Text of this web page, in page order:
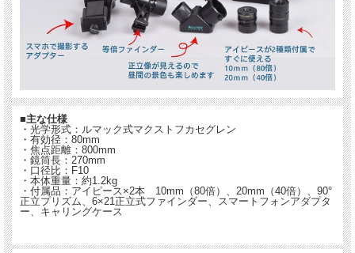
■主な仕様
・光学形式：ルマック式マクストフカセグレン
・有効径：80mm
・焦点距離：800mm
・鏡筒長：270mm
・口径比：F10
・本体重量：約1.2kg
・付属品：アイピース×2本 10mm（80倍）、20mm（40倍）、90°
正立プリズム、6×21正立式ファインダー、スマートフォンアダプタ
ー、キャリングケース